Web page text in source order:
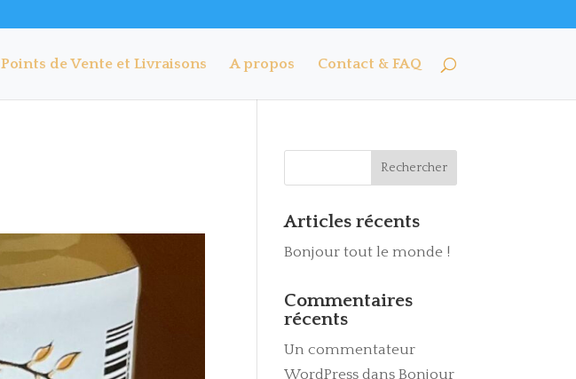
Points de Vente et Livraisons A propos Contact & FAQ
Articles récents
Bonjour tout le monde !
Commentaires
récents
Un commentateur
WordPress dansBonjour